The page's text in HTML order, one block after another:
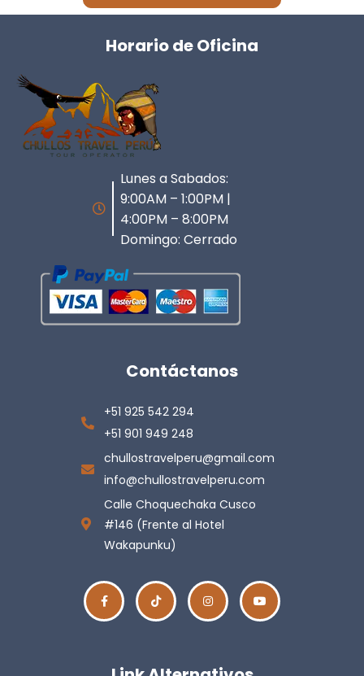
Horario de Oficina
Lunes a Sabados:
9:00AM – 1:00PM |
4:00PM – 8:00PM
Domingo: Cerrado
Contáctanos
+51 925 542 294
+51 901 949 248
chullostravelperu@gmail.com
info@chullostravelperu.com
Calle Choquechaka Cusco
#146 (Frente al Hotel
Wakapunku)